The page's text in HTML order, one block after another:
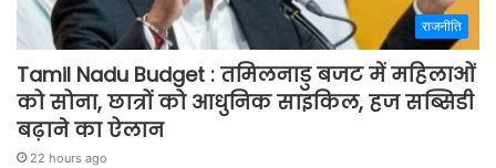
राजनीति
Tamil Nadu Budget : तमिलनाडु बजट में महिलाओं
को सोना, छात्रों को आधुनिक साइकिल, हज सब्सिडी
बढ़ाने का ऐलान
22 hours ago